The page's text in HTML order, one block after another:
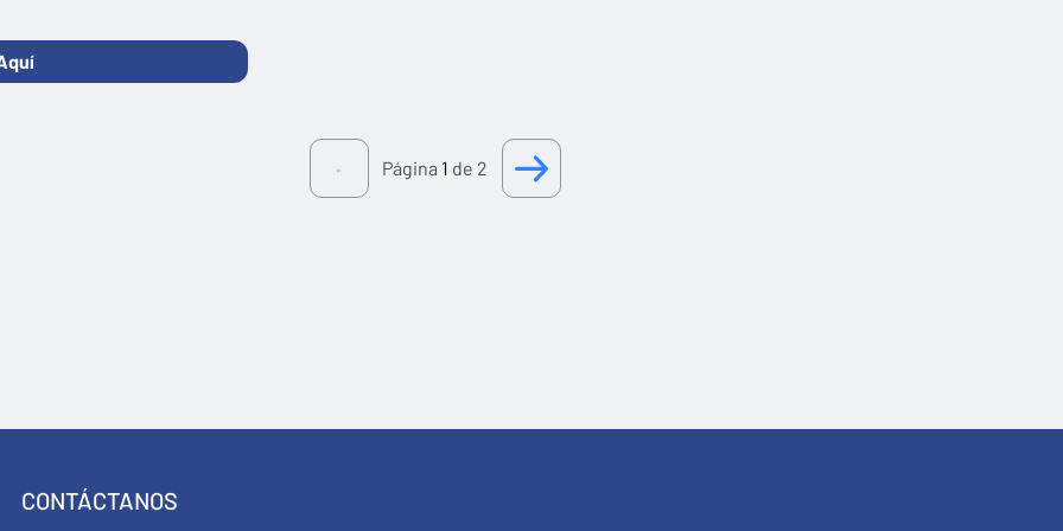
Página 1 de 2
CONTÁCTANOS